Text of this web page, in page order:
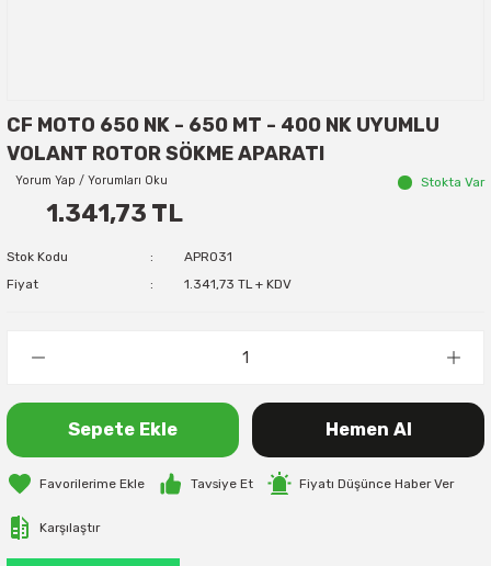
CF MOTO 650 NK - 650 MT - 400 NK UYUMLU
VOLANT ROTOR SÖKME APARATI
Yorum Yap / Yorumları Oku Stokta Var
1.341,73 TL
Stok Kodu
APR031
Fiyat
1.341,73 TL + KDV
Sepete Ekle Hemen Al
Tavsiye Et Fiyatı Düşünce Haber Ver
Karşılaştır